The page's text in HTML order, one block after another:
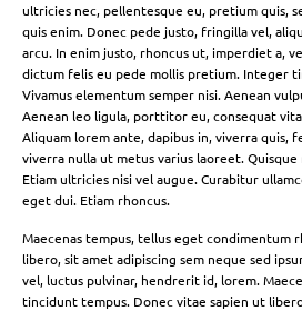
ultricies nec, pellentesque eu, pretium quis,
quis enim. Donec pede justo, fringilla vel,
arcu. In enim justo, rhoncus ut, imperdiet a,
dictum felis eu pede mollis pretium. Integer
Vivamus elementum semper nisi. Aenean
Aenean leo ligula, porttitor eu, consequat
Aliquam lorem ante, dapibus in, viverra quis,
viverra nulla ut metus varius laoreet.
Etiam ultricies nisi vel augue. Curabitur
eget dui. Etiam rhoncus.
Maecenas tempus, tellus eget condimentum
libero, sit amet adipiscing sem neque sed
vel, luctus pulvinar, hendrerit id, lorem.
tincidunt tempus. Donec vitae sapien ut